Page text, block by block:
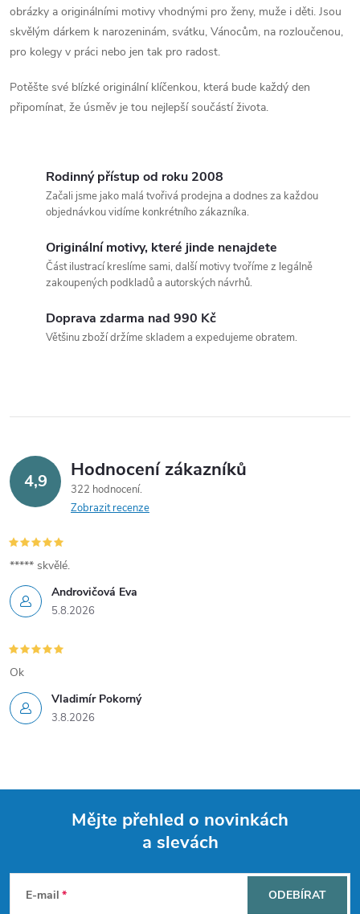
obrázky a originálními motivy vhodnými pro ženy, muže i děti. Jsou
skvělým dárkem k narozeninám, svátku, Vánocům, na rozloučenou,
pro kolegy v práci nebo jen tak pro radost.
Potěšte své blízké originální klíčenkou, která bude každý den
připomínat, že úsměv je tou nejlepší součástí života.
Rodinný přístup od roku 2008
Začali jsme jako malá tvořivá prodejna a dodnes za každou
objednávkou vidíme konkrétního zákazníka.
Originální motivy, které jinde nenajdete
Část ilustrací kreslíme sami, další motivy tvoříme z legálně
zakoupených podkladů a autorských návrhů.
Doprava zdarma nad 990 Kč
Většinu zboží držíme skladem a expedujeme obratem.
4,9 Hodnocení zákazníků
322 hodnocení
Zobrazit recenze
Androvičová Eva
5.8.2026
***** skvělé.
Vladimír Pokorný
3.8.2026
Ok
Mějte přehled o novinkách
a slevách
E-mail ODEBÍRAT